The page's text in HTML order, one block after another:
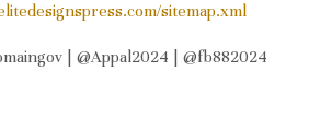
sitemap.xml
| @Appal2024 | @fb882024